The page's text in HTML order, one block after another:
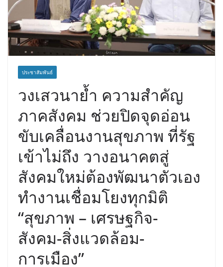
ประชาสัมพันธ์
วงเสวนาย้ำ ความสำคัญ
ภาคสังคม ช่วยปิดจุดอ่อน
ขับเคลื่อนงานสุขภาพ ที่รัฐ
เข้าไม่ถึง วางอนาคตสู่
สังคมใหม่ต้องพัฒนาตัวเอง
ทำงานเชื่อมโยงทุกมิติ
“สุขภาพ – เศรษฐกิจ-
สังคม-สิ่งแวดล้อม-
การเมือง”